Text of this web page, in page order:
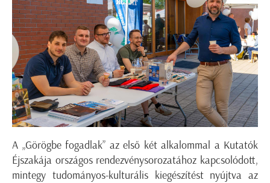
A „Görögbe fogadlak” az első két alkalommal a Kutatók
Éjszakája országos rendezvénysorozatához kapcsolódott,
mintegy tudományos-kulturális kiegészítést nyújtva az